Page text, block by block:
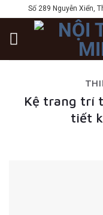
to
content
Số 289 Nguyễn Xiển,
Kệ trang trí
tiết